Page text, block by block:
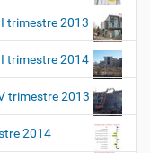
trimestre 2013
trimestre 2014
trimestre 2013
2014